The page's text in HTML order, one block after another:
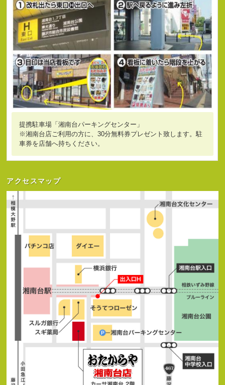
提携駐車場「湘南台パーキングセンター」
※湘南台店ご利用の方に、30分無料券プレゼント致します。駐
車券を店舗へ持ちください。
アクセスマップ